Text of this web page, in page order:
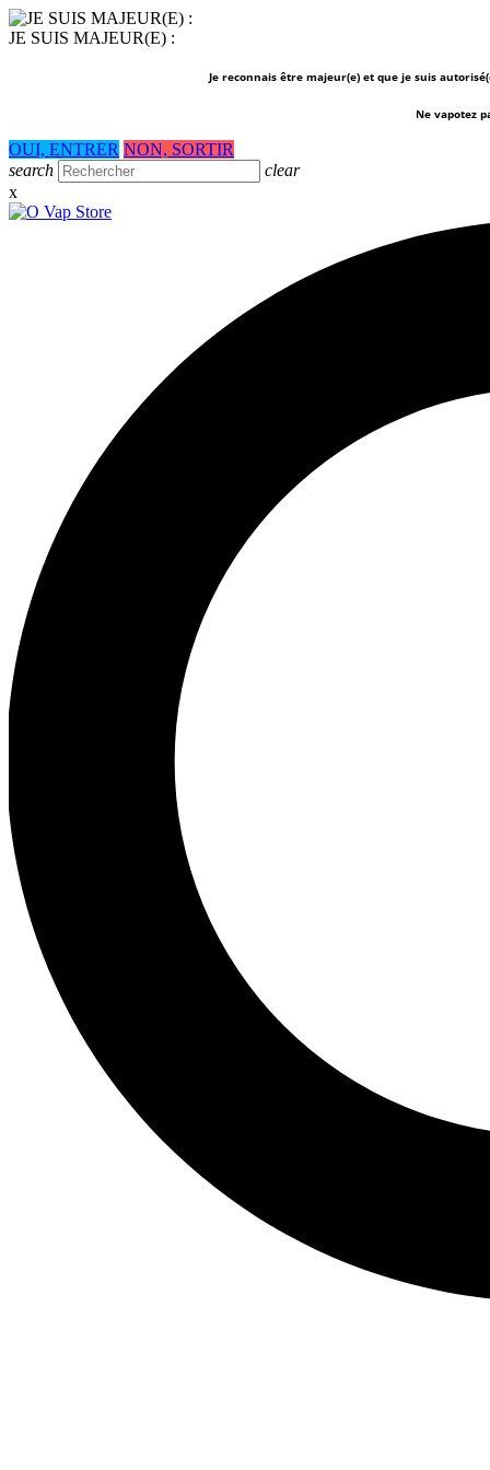
JE SUIS MAJEUR(E) :
Je reconnais être majeur(e) et que je suis
Ne vapotez
OUI, ENTRER NON, SORTIR
search
clear
x